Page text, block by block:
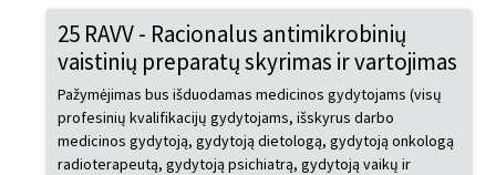
25 RAVV - Racionalus antimikrobinių
vaistinių preparatų skyrimas ir vartojimas
Pažymėjimas bus išduodamas medicinos gydytojams (visų
profesinių kvalifikacijų gydytojams, išskyrus darbo
medicinos gydytoją, gydytoją dietologą, gydytoją onkologą
radioterapeutą, gydytoją psichiatrą, gydytoją vaikų ir